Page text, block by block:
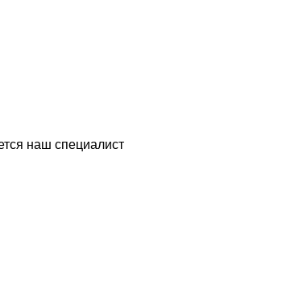
наш специалист